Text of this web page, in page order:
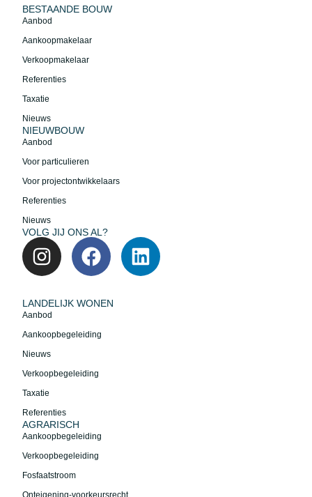
BESTAANDE BOUW
Aanbod
Aankoopmakelaar
Verkoopmakelaar
Referenties
Taxatie
Nieuws
NIEUWBOUW
Aanbod
Voor particulieren
Voor projectontwikkelaars
Referenties
Nieuws
VOLG JIJ ONS AL?
LANDELIJK WONEN
Aanbod
Aankoopbegeleiding
Nieuws
Verkoopbegeleiding
Taxatie
Referenties
AGRARISCH
Aankoopbegeleiding
Verkoopbegeleiding
Fosfaatstroom
Onteigening-voorkeursrecht